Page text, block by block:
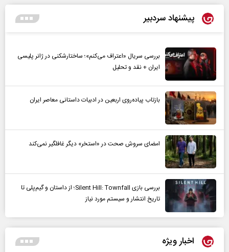
پیشنهاد سردبیر
بررسی سریال «اعتراف می‌کنم»؛ ساختارشکنی در ژانر پلیسی
ایران + نقد و تحلیل
بازتاب پیاده‌روی اربعین در ادبیات داستانی معاصر ایران
امضای سروش صحت در «استخر» دیگر غافلگیر نمی‌کند
بررسی بازی Silent Hill: Townfall؛ از داستان و گیم‌پلی تا
تاریخ انتشار و سیستم مورد نیاز
اخبار ویژه